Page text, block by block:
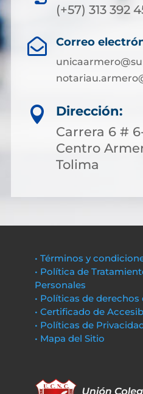
(+57) 313 392
 Correo

Dirección:
Carrera 6 #
Centro
Tolima
• Términos y
• Política de
Personales
• Políticas de
• Certificado de
• Políticas de
• Mapa del Sitio